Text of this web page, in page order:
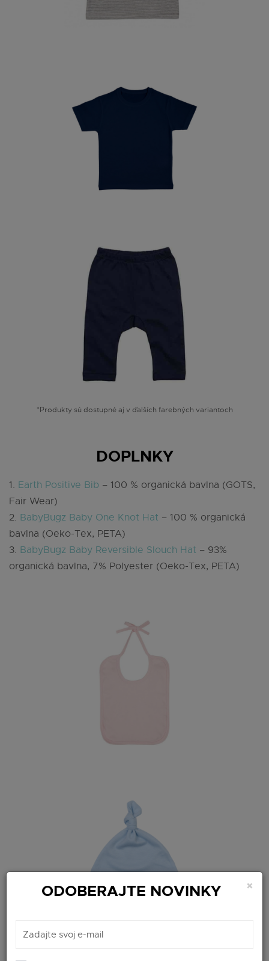
*Produkty sú dostupné aj v ďalších farebných variantoch
DOPLNKY
1. Earth Positive Bib – 100 % organická bavlna (GOTS,
Fair Wear)
2. BabyBugz Baby One Knot Hat – 100 % organická
bavlna (Oeko-Tex, PETA)
3. BabyBugz Baby Reversible Slouch Hat – 93%
organická bavlna, 7% Polyester (Oeko-Tex, PETA)
×
ODOBERAJTE NOVINKY